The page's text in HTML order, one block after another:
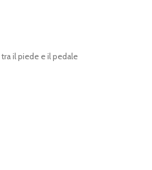
il piede e il pedale